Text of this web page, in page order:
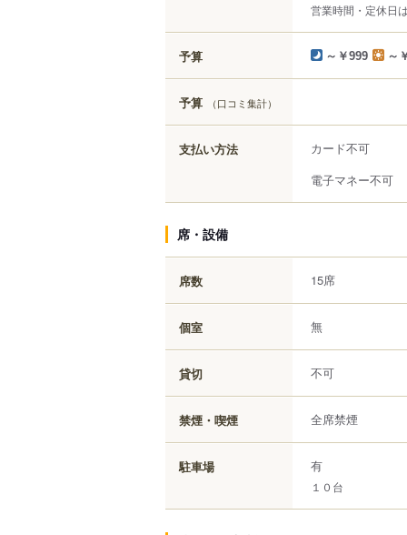
営業時間・定休日
予算 ～￥999 ～
予算 （口コミ集計）
支払い方法
カード不可
電子マネー不可
席・設備
席数 15席
個室 無
貸切 不可
禁煙・喫煙 全席禁煙
駐車場 有
１０台